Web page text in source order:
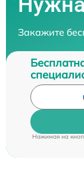
Закажите
Нажимая на